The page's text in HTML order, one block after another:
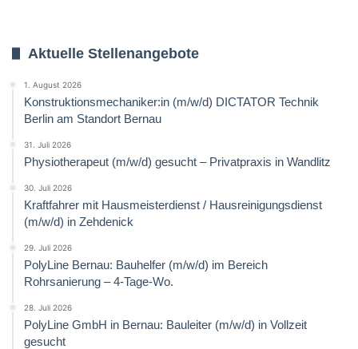
Aktuelle Stellenangebote
1. August 2026
Konstruktionsmechaniker:in (m/w/d) DICTATOR Technik
Berlin am Standort Bernau
31. Juli 2026
Physiotherapeut (m/w/d) gesucht – Privatpraxis in Wandlitz
30. Juli 2026
Kraftfahrer mit Hausmeisterdienst / Hausreinigungsdienst
(m/w/d) in Zehdenick
29. Juli 2026
PolyLine Bernau: Bauhelfer (m/w/d) im Bereich
Rohrsanierung – 4-Tage-Wo.
28. Juli 2026
PolyLine GmbH in Bernau: Bauleiter (m/w/d) in Vollzeit
gesucht